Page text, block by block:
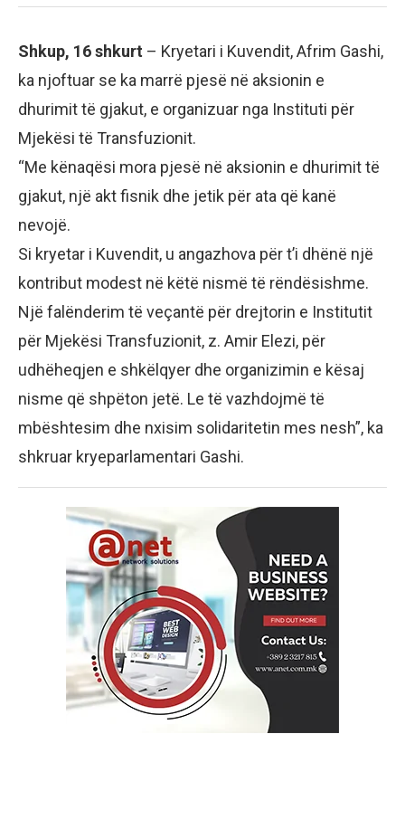
Shkup, 16 shkurt – Kryetari i Kuvendit, Afrim Gashi,
ka njoftuar se ka marrë pjesë në aksionin e
dhurimit të gjakut, e organizuar nga Instituti për
Mjekësi të Transfuzionit.
“Me kënaqësi mora pjesë në aksionin e dhurimit të
gjakut, një akt fisnik dhe jetik për ata që kanë
nevojë.
Si kryetar i Kuvendit, u angazhova për t’i dhënë një
kontribut modest në këtë nismë të rëndësishme.
Një falënderim të veçantë për drejtorin e Institutit
për Mjekësi Transfuzionit, z. Amir Elezi, për
udhëheqjen e shkëlqyer dhe organizimin e kësaj
nisme që shpëton jetë. Le të vazhdojmë të
mbështesim dhe nxisim solidaritetin mes nesh”, ka
shkruar kryeparlamentari Gashi.